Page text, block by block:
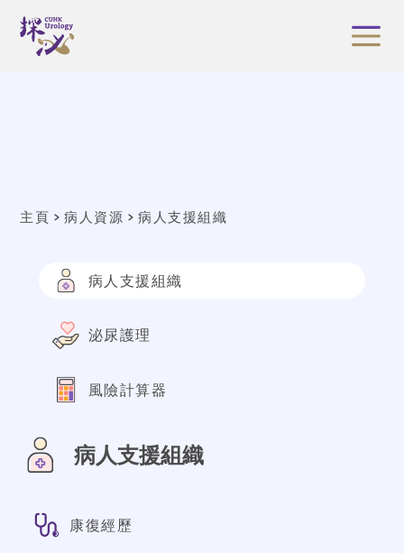
主頁 病人資源 病人支援組織
病人支援組織
泌尿護理
風險計算器
病人支援組織
康復經歷